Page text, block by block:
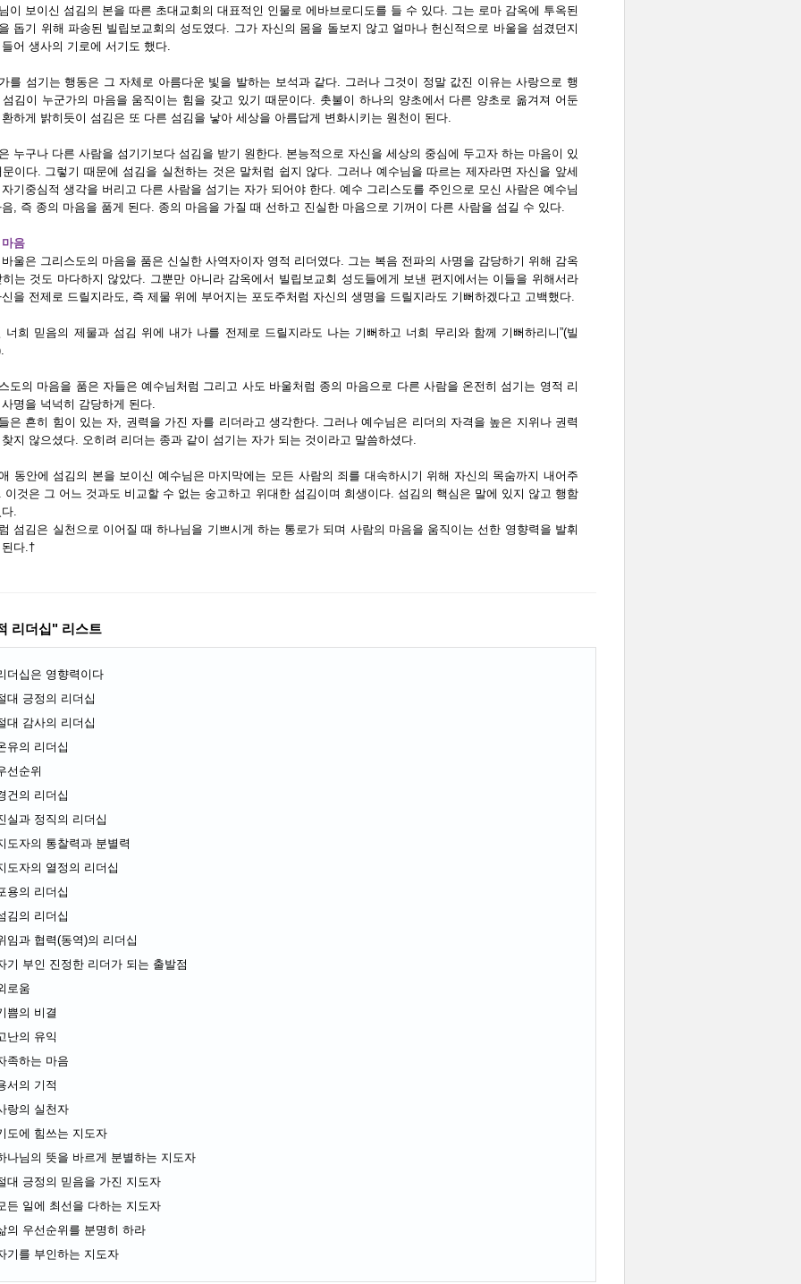
이 보이신 섬김의 본을 따른 초대교회의 대표적인 인물로 에바브로디도를 들 수 있다. 그는 로마 감옥에 투옥된
돕기 위해 파송된 빌립보교회의 성도였다. 그가 자신의 몸을 돌보지 않고 얼마나 헌신적으로 바울을 섬겼던지
어 생사의 기로에 서기도 했다.
를 섬기는 행동은 그 자체로 아름다운 빛을 발하는 보석과 같다. 그러나 그것이 정말 값진 이유는 사랑으로 행
김이 누군가의 마음을 움직이는 힘을 갖고 있기 때문이다. 촛불이 하나의 양초에서 다른 양초로 옮겨져 어둔
하게 밝히듯이 섬김은 또 다른 섬김을 낳아 세상을 아름답게 변화시키는 원천이 된다.
누구나 다른 사람을 섬기기보다 섬김을 받기 원한다. 본능적으로 자신을 세상의 중심에 두고자 하는 마음이 있
이다. 그렇기 때문에 섬김을 실천하는 것은 말처럼 쉽지 않다. 그러나 예수님을 따르는 제자라면 자신을 앞세
기중심적 생각을 버리고 다른 사람을 섬기는 자가 되어야 한다. 예수 그리스도를 주인으로 모신 사람은 예수님
, 즉 종의 마음을 품게 된다. 종의 마음을 가질 때 선하고 진실한 마음으로 기꺼이 다른 사람을 섬길 수 있다.
음
울은 그리스도의 마음을 품은 신실한 사역자이자 영적 리더였다. 그는 복음 전파의 사명을 감당하기 위해 감옥
는 것도 마다하지 않았다. 그뿐만 아니라 감옥에서 빌립보교회 성도들에게 보낸 편지에서는 이들을 위해서라
을 전제로 드릴지라도, 즉 제물 위에 부어지는 포도주처럼 자신의 생명을 드릴지라도 기뻐하겠다고 고백했다.
너희 믿음의 제물과 섬김 위에 내가 나를 전제로 드릴지라도 나는 기뻐하고 너희 무리와 함께 기뻐하리니”(빌
도의 마음을 품은 자들은 예수님처럼 그리고 사도 바울처럼 종의 마음으로 다른 사람을 온전히 섬기는 영적 리
명을 넉넉히 감당하게 된다.
은 흔히 힘이 있는 자, 권력을 가진 자를 리더라고 생각한다. 그러나 예수님은 리더의 자격을 높은 지위나 권력
지 않으셨다. 오히려 리더는 종과 같이 섬기는 자가 되는 것이라고 말씀하셨다.
동안에 섬김의 본을 보이신 예수님은 마지막에는 모든 사람의 죄를 대속하시기 위해 자신의 목숨까지 내어주
이것은 그 어느 것과도 비교할 수 없는 숭고하고 위대한 섬김이며 희생이다. 섬김의 핵심은 말에 있지 않고 행함
.
섬김은 실천으로 이어질 때 하나님을 기쁘시게 하는 통로가 되며 사람의 마음을 움직이는 선한 영향력을 발휘
다.†
리더십" 리스트
더십은 영향력이다
대 긍정의 리더십
대 감사의 리더십
유의 리더십
선순위
건의 리더십
실과 정직의 리더십
도자의 통찰력과 분별력
도자의 열정의 리더십
용의 리더십
김의 리더십
임과 협력(동역)의 리더십
기 부인 진정한 리더가 되는 출발점
로움
쁨의 비결
난의 유익
족하는 마음
서의 기적
랑의 실천자
도에 힘쓰는 지도자
나님의 뜻을 바르게 분별하는 지도자
대 긍정의 믿음을 가진 지도자
든 일에 최선을 다하는 지도자
의 우선순위를 분명히 하라
기를 부인하는 지도자